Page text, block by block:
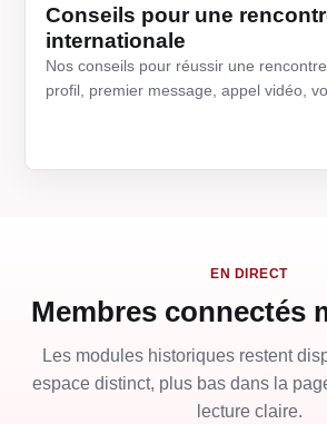
Conseils pour une
internationale
Nos conseils pour réussir une
profil, premier message, appel vidéo,
EN DIRECT
Membres connectés
Les modules historiques restent
espace distinct, plus bas dans la
lecture claire.